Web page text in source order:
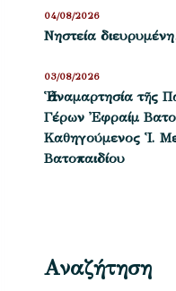
Νηστεία
04/08/2026
Ἡ ἀναμαρτησία τῆς
Γέρων Ἐφραίμ
Καθηγούμενος Ἱ.
Βατοπαιδίου
03/08/2026
Αναζήτηση